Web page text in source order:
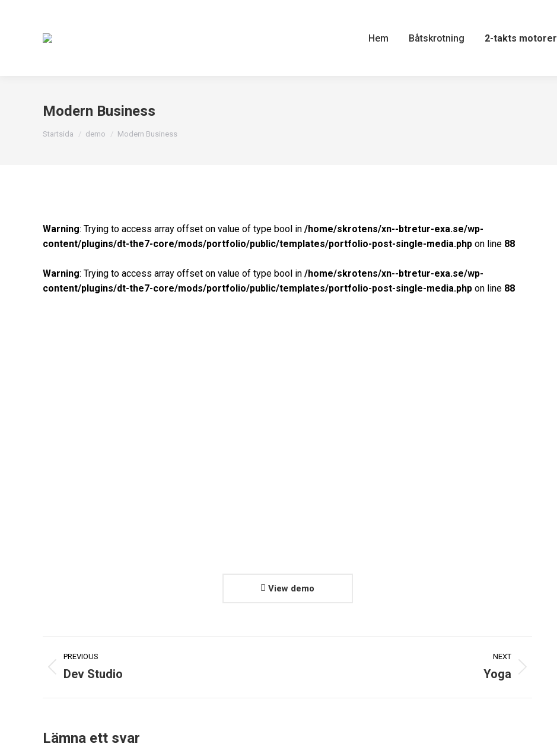
Hem Båtskrotning 2-takts motorer
Modern Business
Du är här:
Startsida demo Modern Business
Warning: Trying to access array offset on value of type bool in /home/skrotens/xn--btretur-exa.se/wp-
content/plugins/dt-the7-core/mods/portfolio/public/templates/portfolio-post-single-media.php on line 88
Warning: Trying to access array offset on value of type bool in /home/skrotens/xn--btretur-exa.se/wp-
content/plugins/dt-the7-core/mods/portfolio/public/templates/portfolio-post-single-media.php on line 88
View demo
PREVIOUS
Dev Studio
NEXT
Yoga
Lämna ett svar